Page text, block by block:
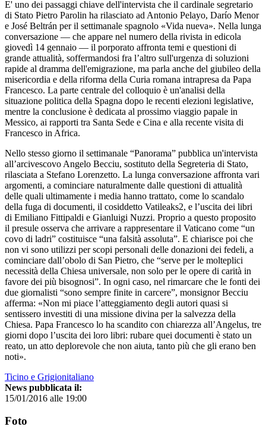
E' uno dei passaggi chiave dell'intervista che il cardinale segretario
di Stato Pietro Parolin ha rilasciato ad Antonio Pelayo, Darío Menor
e José Beltrán per il settimanale spagnolo «Vida nueva». Nella lunga
conversazione — che appare nel numero della rivista in edicola
giovedì 14 gennaio — il porporato affronta temi e questioni di
grande attualità, soffermandosi fra l’altro sull'urgenza di soluzioni
rapide al dramma dell'emigrazione, ma parla anche del giubileo della
misericordia e della riforma della Curia romana intrapresa da Papa
Francesco. La parte centrale del colloquio è un'analisi della
situazione politica della Spagna dopo le recenti elezioni legislative,
mentre la conclusione è dedicata al prossimo viaggio papale in
Messico, ai rapporti tra Santa Sede e Cina e alla recente visita di
Francesco in Africa.
Nello stesso giorno il settimanale “Panorama” pubblica un'intervista
all’arcivescovo Angelo Becciu, sostituto della Segreteria di Stato,
rilasciata a Stefano Lorenzetto. La lunga conversazione affronta vari
argomenti, a cominciare naturalmente dalle questioni di attualità
delle quali ultimamente i media hanno trattato, come lo scandalo
della fuga di documenti, il cosiddetto Vatileaks2, e l’uscita dei libri
di Emiliano Fittipaldi e Gianluigi Nuzzi. Proprio a questo proposito
il presule osserva che arrivare a rappresentare il Vaticano come “un
covo di ladri” costituisce “una falsità assoluta”. E chiarisce poi che
non vi sono utilizzi per scopi personali delle donazioni dei fedeli, a
cominciare dall’obolo di San Pietro, che “serve per le molteplici
necessità della Chiesa universale, non solo per le opere di carità in
favore dei più bisognosi”. In ogni caso, nel rimarcare che le fonti dei
due giornalisti “sono sempre finite in carcere”, monsignor Becciu
afferma: «Non mi piace l’atteggiamento degli autori quasi si
sentissero investiti di una missione divina per la salvezza della
Chiesa. Papa Francesco lo ha scandito con chiarezza all’Angelus, tre
giorni dopo l’uscita dei loro libri: rubare quei documenti è stato un
reato, un atto deplorevole che non aiuta, tanto più che gli erano ben
noti».
Ticino e Grigionitaliano
News pubblicata il:
15/01/2016 alle 19:00
Foto